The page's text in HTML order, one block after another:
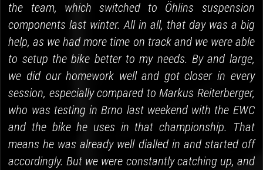
the team, which switched to Öhlins suspension
components last winter. All in all, that day was a big
help, as we had more time on track and we were able
to setup the bike better to my needs. By and large,
we did our homework well and got closer in every
session, especially compared to Markus Reiterberger,
who was testing in Brno last weekend with the EWC
and the bike he uses in that championship. That
means he was already well dialled in and started off
accordingly. But we were constantly catching up, and